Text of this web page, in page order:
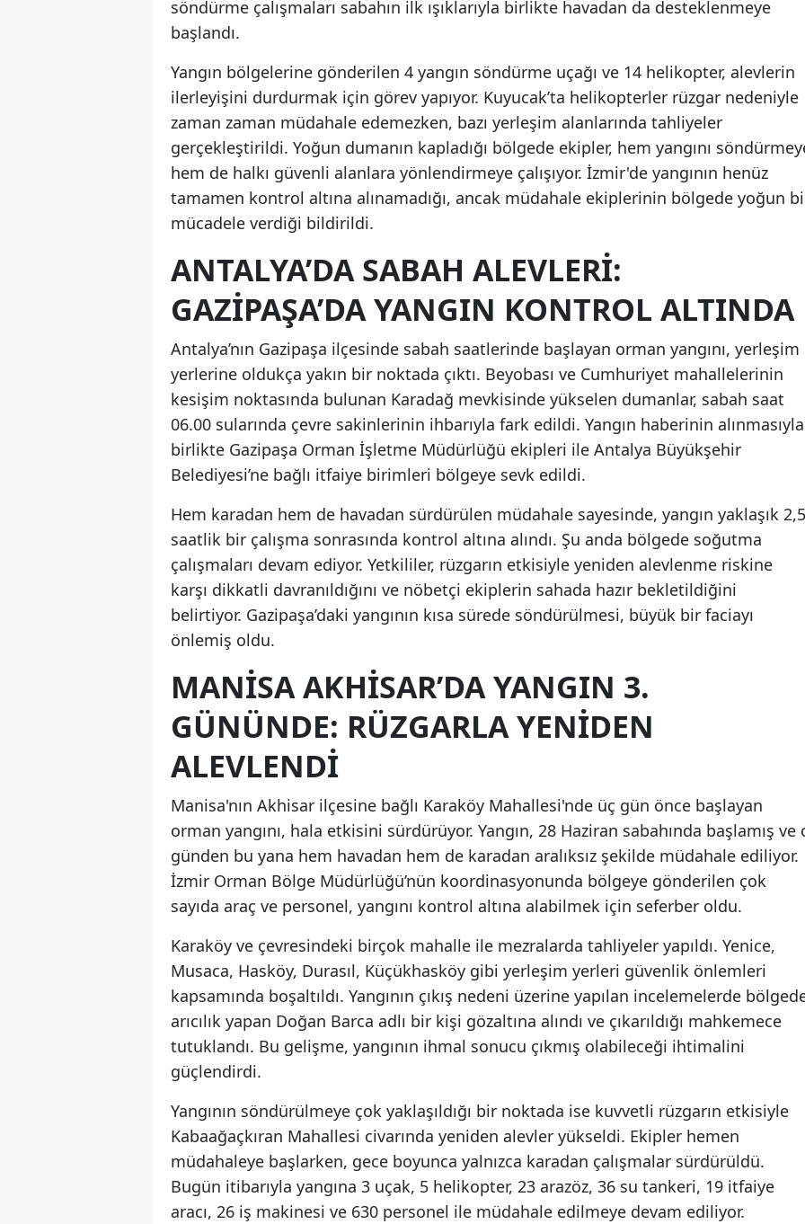
Kırşehir
Kocaeli
Konya
Kütahya
Malatya
Manisa
Kahramanmaraş
Mardin
Muğla
Muş
Nevşehir
Ordu
Rize
Sakarya
Samsun
Sinop
Sivas
Tokat
Trabzon
Tunceli
Şanlıurfa
Uşak
Van
Yozgat
Bayburt
Karaman
Kırıkkale
söndürme çalışmaları sabahın ilk ışıklarıyla birlikte havadan da desteklenmeye
başlandı.
Yangın bölgelerine gönderilen 4 yangın söndürme uçağı ve 14 helikopter, alevlerin
ilerleyişini durdurmak için görev yapıyor. Kuyucak’ta helikopterler rüzgar nedeniyle
zaman zaman müdahale edemezken, bazı yerleşim alanlarında tahliyeler
gerçekleştirildi. Yoğun dumanın kapladığı bölgede ekipler, hem yangını
hem de halkı güvenli alanlara yönlendirmeye çalışıyor. İzmir'de yangının henüz
tamamen kontrol altına alınamadığı, ancak müdahale ekiplerinin bölgede yoğun
mücadele verdiği bildirildi.
ANTALYA’DA SABAH ALEVLERI:
GAZIPAŞA’DA YANGIN KONTROL ALTINDA
Antalya’nın Gazipaşa ilçesinde sabah saatlerinde başlayan orman yangını, yerleşim
yerlerine oldukça yakın bir noktada çıktı. Beyobası ve Cumhuriyet mahallelerinin
kesişim noktasında bulunan Karadağ mevkisinde yükselen dumanlar, sabah saat
06.00 sularında çevre sakinlerinin ihbarıyla fark edildi. Yangın haberinin alınmasıyla
birlikte Gazipaşa Orman İşletme Müdürlüğü ekipleri ile Antalya Büyükşehir
Belediyesi’ne bağlı itfaiye birimleri bölgeye sevk edildi.
Hem karadan hem de havadan sürdürülen müdahale sayesinde, yangın yaklaşık 2,5
saatlik bir çalışma sonrasında kontrol altına alındı. Şu anda bölgede soğutma
çalışmaları devam ediyor. Yetkililer, rüzgarın etkisiyle yeniden alevlenme riskine
karşı dikkatli davranıldığını ve nöbetçi ekiplerin sahada hazır bekletildiğini
belirtiyor. Gazipaşa’daki yangının kısa sürede söndürülmesi, büyük bir faciayı
önlemiş oldu.
MANISA AKHISAR’DA YANGIN 3.
GÜNÜNDE: RÜZGARLA YENIDEN
ALEVLENDI
Manisa'nın Akhisar ilçesine bağlı Karaköy Mahallesi'nde üç gün önce başlayan
orman yangını, hala etkisini sürdürüyor. Yangın, 28 Haziran sabahında başlamış ve
günden bu yana hem havadan hem de karadan aralıksız şekilde müdahale ediliyor.
İzmir Orman Bölge Müdürlüğü’nün koordinasyonunda bölgeye gönderilen çok
sayıda araç ve personel, yangını kontrol altına alabilmek için seferber oldu.
Karaköy ve çevresindeki birçok mahalle ile mezralarda tahliyeler yapıldı. Yenice,
Musaca, Hasköy, Durasıl, Küçükhasköy gibi yerleşim yerleri güvenlik önlemleri
kapsamında boşaltıldı. Yangının çıkış nedeni üzerine yapılan incelemelerde
arıcılık yapan Doğan Barca adlı bir kişi gözaltına alındı ve çıkarıldığı mahkemece
tutuklandı. Bu gelişme, yangının ihmal sonucu çıkmış olabileceği ihtimalini
güçlendirdi.
Yangının söndürülmeye çok yaklaşıldığı bir noktada ise kuvvetli rüzgarın etkisiyle
Kabaağaçkıran Mahallesi civarında yeniden alevler yükseldi. Ekipler hemen
müdahaleye başlarken, gece boyunca yalnızca karadan çalışmalar sürdürüldü.
Bugün itibarıyla yangına 3 uçak, 5 helikopter, 23 arazöz, 36 su tankeri, 19 itfaiye
aracı, 26 iş makinesi ve 630 personel ile müdahale edilmeye devam ediliyor.